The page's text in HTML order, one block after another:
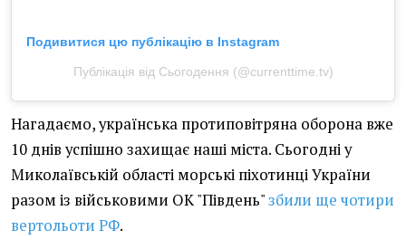
Подивитися цю публікацію в Instagram
Публікація від Сьогодення (@currenttime.tv)
Нагадаємо, українська протиповітряна оборона вже
10 днів успішно захищає наші міста. Сьогодні у
Миколаївській області морські піхотинці України
разом із військовими ОК "Південь"збили ще чотири
вертольоти РФ.